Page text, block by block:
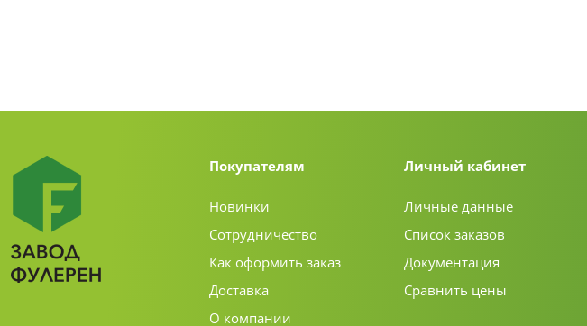
Покупателям
Новинки
Сотрудничество
Как оформить заказ
Доставка
О компании
Личный кабинет
Личные данные
Список заказов
Документация
Сравнить цены